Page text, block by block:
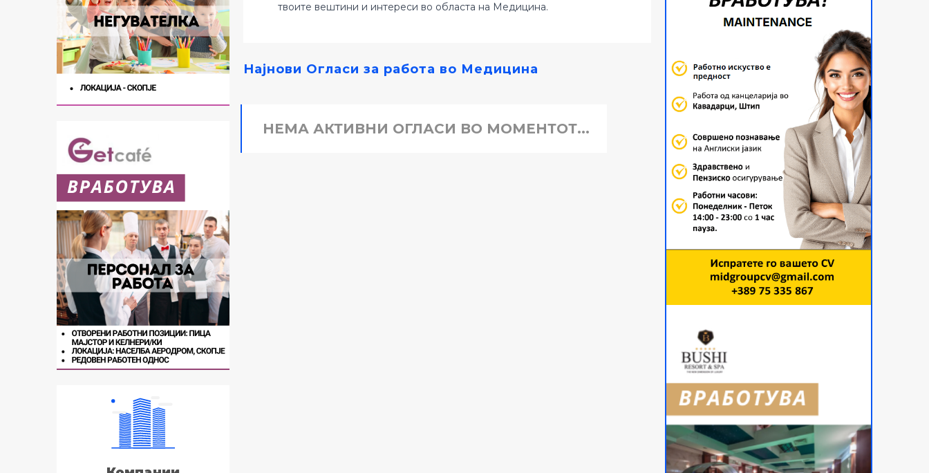
твоите вештини и интереси во областа на Медицина.
Најнови Огласи за работа во Медицина
НЕМА АКТИВНИ ОГЛАСИ ВО МОМЕНТОТ...